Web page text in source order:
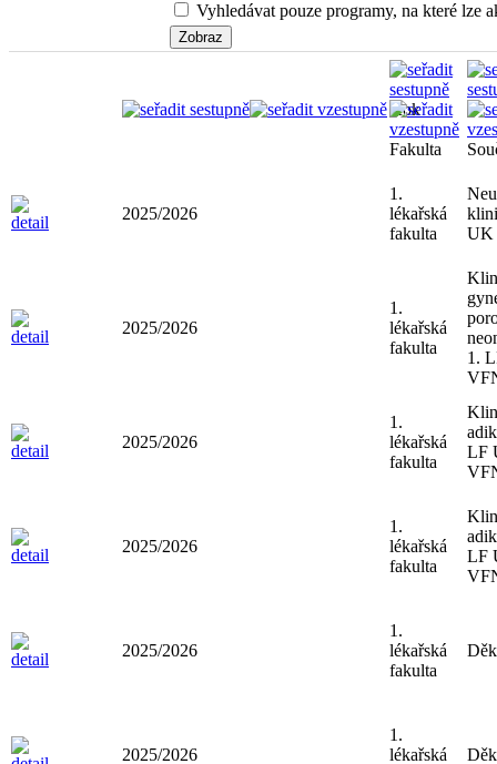
Vyhledávat pouze programy, na které lze
Rok
Fakulta
2025/2026
1.
lékařská
fakulta
UK
2025/2026
1.
lékařská
fakulta
1.
2025/2026
1.
lékařská
fakulta
LF
2025/2026
1.
lékařská
fakulta
LF
2025/2026
1.
lékařská
fakulta
2025/2026
1.
lékařská